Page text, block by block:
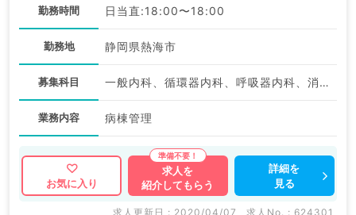
勤務時間 日当直:18:00〜18:00
勤務地 静岡県熱海市
募集科目 一般内科、循環器内科、呼吸器内科、消化器内科、内分泌・代謝内科、腎臓内科、血液内科
業務内容 病棟管理
お気に入り
求人を
紹介してもらう
詳細を
見る
求人更新日 : 2020/04/07 求人No. : 624301